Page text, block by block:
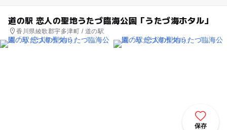
道の駅 恋人の聖地うたづ臨海公園「うたづ海ホタル」
香川県綾歌郡宇多津町 / 道の駅
保存